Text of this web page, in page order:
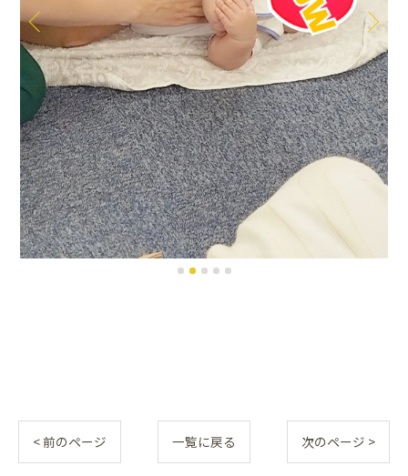
< 前のページ 一覧に戻る 次のページ >